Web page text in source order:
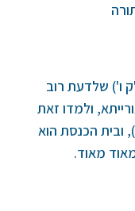
ו') שלדעת רוב
ולמדו זאת
הכנסת הוא
מאוד.